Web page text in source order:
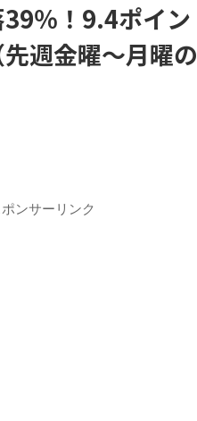
39％！9.4ポイン
週金曜～月曜の
ンサーリンク